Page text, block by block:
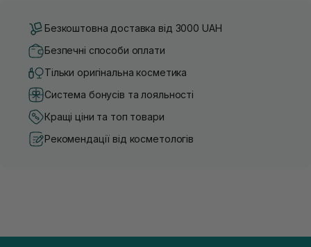
Безкоштовна доставка від 3000 UAH
Безпечні способи оплати
Тільки оригінальна косметика
Система бонусів та лояльності
Кращі ціни та топ товари
Рекомендації від косметологів